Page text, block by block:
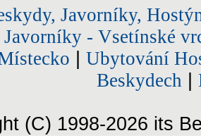
Javorníky,
Javorníky - Vsetínské
Ubytování
Beskydech
(C) 1998-2026 its